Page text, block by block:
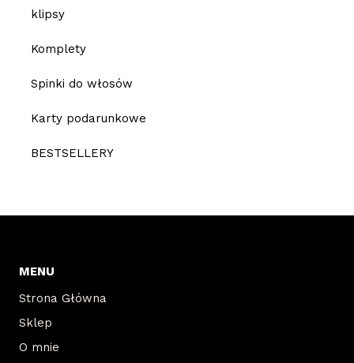
klipsy
Komplety
Spinki do włosów
Karty podarunkowe
BESTSELLERY
MENU
Strona Główna
Sklep
O mnie